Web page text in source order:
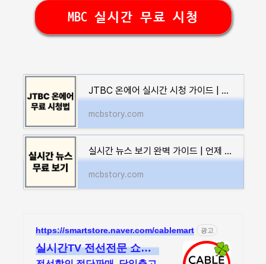
MBC 실시간 무료 시청
JTBC 온에어 실시간 시청 가이드 | 장소 구애 없이 무료로!
mcbstory.com
실시간 뉴스 보기 완벽 가이드 | 언제 어디서나 최신 정보 한눈에
mcbstory.com
https://smartstore.naver.com/cablemart 광고
실시간TV 전선전문 쇼핑